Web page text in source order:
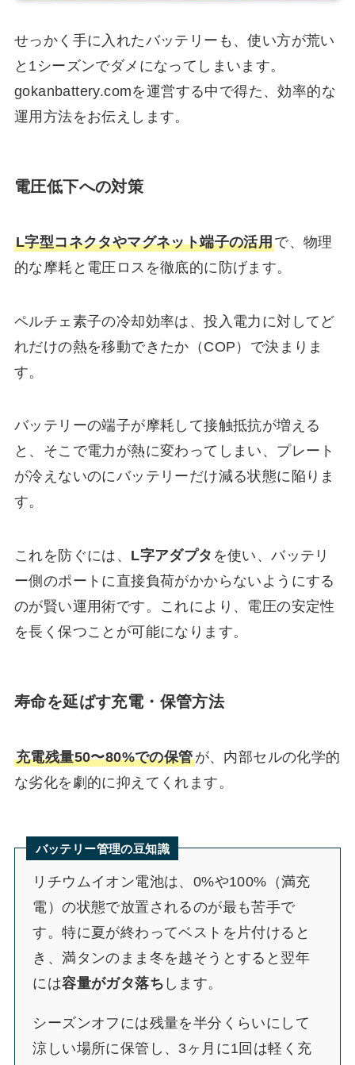
せっかく手に入れたバッテリーも、使い方が荒い
と1シーズンでダメになってしまいます。
gokanbattery.comを運営する中で得た、効率的な
運用方法をお伝えします。
電圧低下への対策
L字型コネクタやマグネット端子の活用で、物理
的な摩耗と電圧ロスを徹底的に防げます。
ペルチェ素子の冷却効率は、投入電力に対してど
れだけの熱を移動できたか（COP）で決まりま
す。
バッテリーの端子が摩耗して接触抵抗が増える
と、そこで電力が熱に変わってしまい、プレート
が冷えないのにバッテリーだけ減る状態に陥りま
す。
これを防ぐには、 L字アダプタ を使い、バッテリ
ー側のポートに直接負荷がかからないようにする
のが賢い運用術です。これにより、電圧の安定性
を長く保つことが可能になります。
寿命を延ばす充電・保管方法
充電残量50〜80%での保管が、内部セルの化学的
な劣化を劇的に抑えてくれます。
バッテリー管理の豆知識
リチウムイオン電池は、0%や100%（満充
電）の状態で放置されるのが最も苦手で
す。特に夏が終わってベストを片付けると
き、満タンのまま冬を越そうとすると翌年
には容量がガタ落ち します。
シーズンオフには残量を半分くらいにして
涼しい場所に保管し、3ヶ月に1回は軽く充